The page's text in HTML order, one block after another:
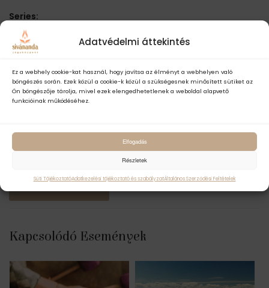
Adatvédelmi áttekintés
Ez a webhely cookie-kat használ, hogy javítsa az élményt a webhelyen való
böngészés során. Ezek közül a cookie-k közül a szükségesnek minősített sütiket az
Ön böngészője tárolja, mivel ezek elengedhetetlenek a weboldal alapvető
funkcióinak működéséhez.
Elfogadás
Részletek
Süti TájékoztatóAdatkezelési tájékoztató és szabályzatÁltalános Szerződési Feltételek
Series:
INGYENES REGGELI
MEDITÁCIÓ OMKĀRÁVAL
(ONLINE)
Esemény kategóriák:
Filozófia ,Gyakorló óra ,
Ingyenes ,Meditáció
brahmamuhurta,
Kapcsolódó Események